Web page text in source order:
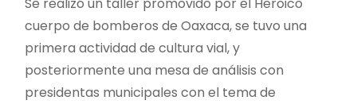
cuerpo de bomberos de Oaxaca, se tuvo una
primera actividad de cultura vial, y
posteriormente una mesa de análisis con
presidentas municipales con el tema de